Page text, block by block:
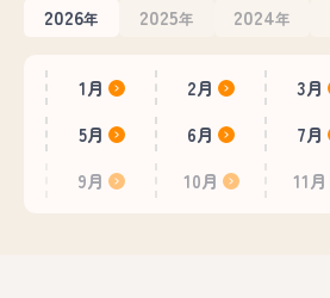
2026年 2025年 2024年
1月 2月 3月
5月
6月 7月
9月
10月 11月